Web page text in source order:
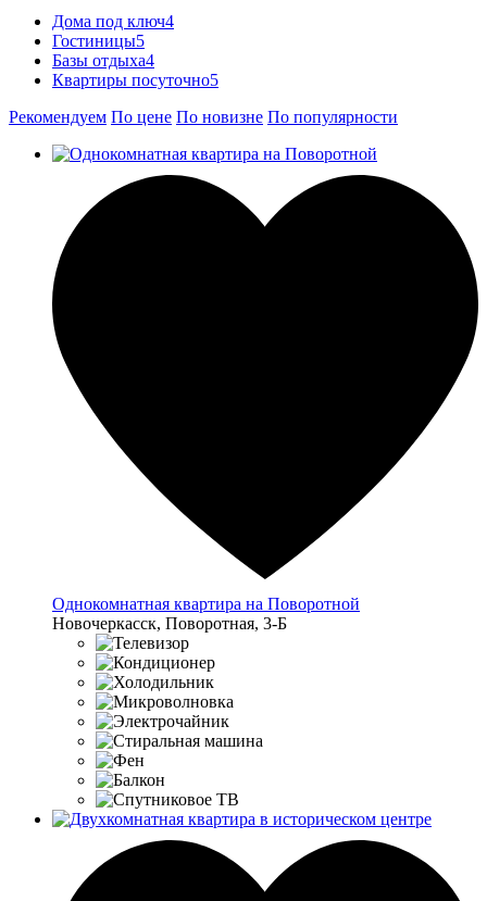
Дома под ключ4
Гостиницы5
Базы отдыха4
Квартиры посуточно5
Рекомендуем По цене По новизне По популярности
Однокомнатная квартира на Поворотной
Новочеркасск, Поворотная, 3-Б